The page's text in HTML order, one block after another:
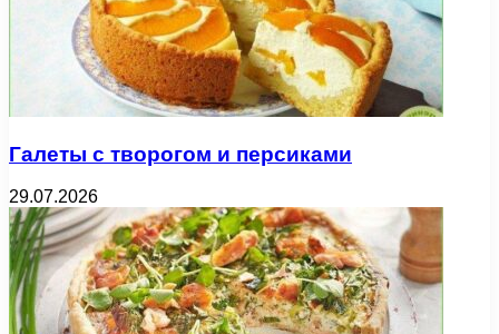
Галеты с творогом и персиками
29.07.2026